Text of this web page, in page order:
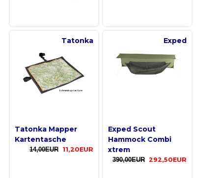
Tatonka
Tatonka Mapper
Kartentasche
14,00EUR 11,20EUR
Exped
Exped Scout
Hammock Combi
xtrem
390,00EUR 292,50EUR